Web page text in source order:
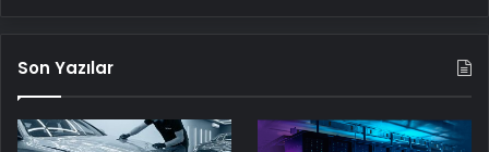
Son Yazılar